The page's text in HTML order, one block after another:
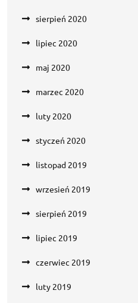
sierpień 2020
lipiec 2020
maj 2020
marzec 2020
luty 2020
styczeń 2020
listopad 2019
wrzesień 2019
sierpień 2019
lipiec 2019
czerwiec 2019
luty 2019